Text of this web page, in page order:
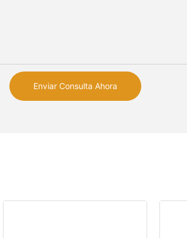
Enviar Consulta Ahora